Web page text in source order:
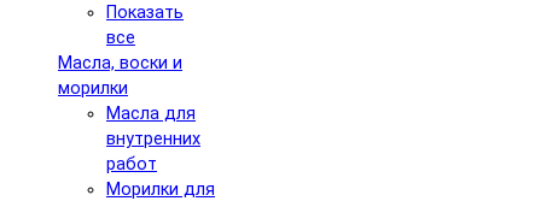
Показать
все
Масла, воски и
морилки
Масла для
внутренних
работ
Морилки для